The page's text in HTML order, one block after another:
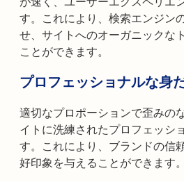
す。これにより、検索エンジン
せ、サイトへのオーガニックな
ことができます。
プロフェッショナルな身
適切なプロポーションで歪みの
イトに洗練されたプロフェッシ
す。これにより、ブランドの信
好印象を与えることができます。